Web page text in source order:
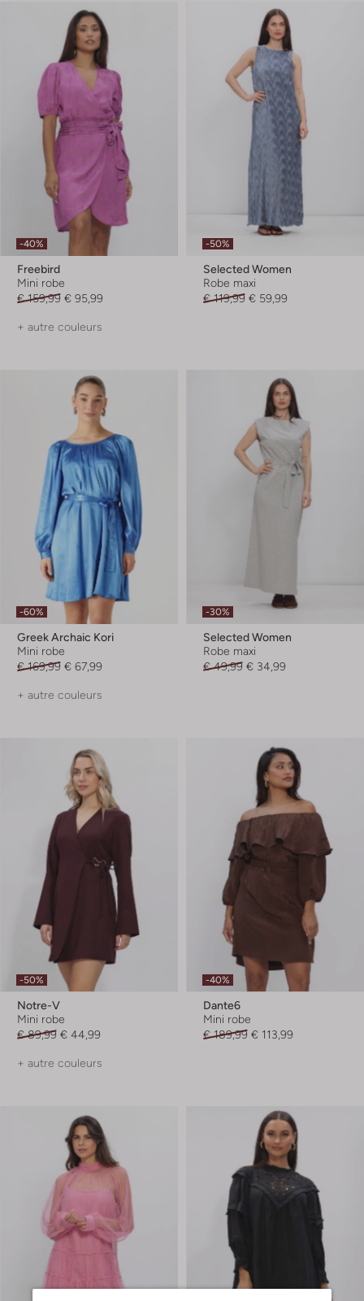
-40%
Freebird
Mini robe
€ 159,99 € 95,99
+ autre couleurs
-50%
Selected Women
Robe maxi
€ 119,99 € 59,99
-60%
Greek Archaic Kori
Mini robe
€ 169,99 € 67,99
+ autre couleurs
-30%
Selected Women
Robe maxi
€ 49,99 € 34,99
-50%
Notre-V
Mini robe
€ 89,99 € 44,99
+ autre couleurs
-40%
Dante6
Mini robe
€ 189,99 € 113,99